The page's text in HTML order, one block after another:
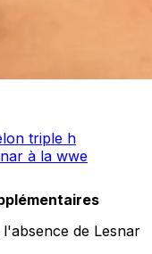
triple h
à la wwe
de Lesnar